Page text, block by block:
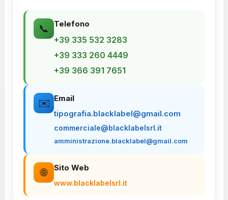
📞 Telefono
+39 335 532 3283
+39 333 260 4449
+39 366 391 7651
✉️ Email
tipografia.blacklabel@gmail.com
commerciale@blacklabelsrl.it
amministrazione.blacklabel@gmail.com
🌐 Sito Web
www.blacklabelsrl.it